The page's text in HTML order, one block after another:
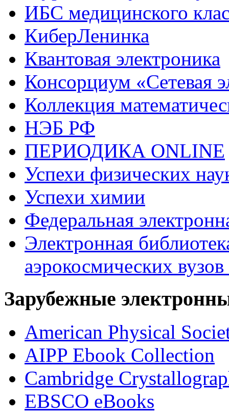
ИБС медицинского
КиберЛенинка
Квантовая электроника
Консорциум «Сетевая
Коллекция
НЭБ РФ
ПЕРИОДИКА ONLINE
Успехи физических
Успехи химии
Федеральная
Электронная
аэрокосмических
Зарубежные
American Physical
AIPP Ebook Collection
Cambridge
EBSCO eBooks